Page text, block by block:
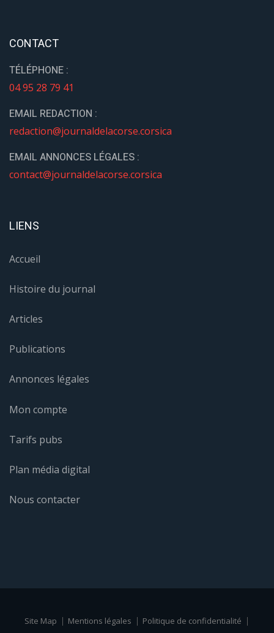
CONTACT
TÉLÉPHONE :
04 95 28 79 41
EMAIL REDACTION :
redaction@journaldelacorse.corsica
EMAIL ANNONCES LÉGALES :
contact@journaldelacorse.corsica
LIENS
Accueil
Histoire du journal
Articles
Publications
Annonces légales
Mon compte
Tarifs pubs
Plan média digital
Nous contacter
Site Map Mentions légales
Politique de confidentialité